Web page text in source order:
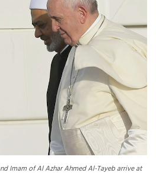
Imam of Al Azhar Ahmed Al-Tayeb arrive at